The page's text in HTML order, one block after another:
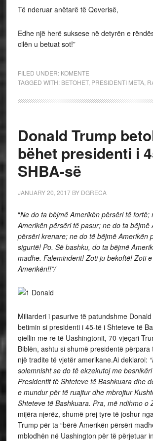
Të nderuar anëtarë të Qeverisë,
Edhe një herë suksese në detyrën e
cilën u betuat sot!”
FILED UNDER: KOMENTE
TAGGED WITH: BETOHET, PRESIDENTI META,
Donald Trump
bëhet presidenti i
SHBA-së
JANUARY 20, 2017BY DGRECA
“Ne do ta bëjmë Amerikën përsëri të fortë;
Amerikën përsëri të pasur; ne do ta bëjmë
përsëri krenare; ne do të bëjmë Amerikën
sigurtë! Po. Së bashku, do ta bëjmë
madhe. Faleminderit! Zoti ju bekoftë! Zoti
Amerikën!!”/
Miliarderi i pasurive të patundshme
betimin si presidenti i 45-të i Shteteve të
qiellin me re të Uashingtonit, 70-vjeçari
Biblën, ashtu si shumë presidentë përpara
një tradite të vjetër amerikane.Ai deklaroi:
solemnisht se do të ekzekutoj me
Presidentit të Shteteve të Bashkuara dhe
e mundur për të ruajtur dhe mbrojtur
Shteteve të Bashkuara. Pra, më ndihmo o
mijëra njerëz, shumë prej tyre të joshur
Trump për ta “bërë Amerikën përsëri
mblodhën në Uashington për të përjetuar